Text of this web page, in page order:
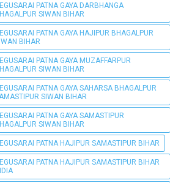
PATNA GAYA DARBHANGA
SIWAN BIHAR
PATNA GAYA HAJIPUR BHAGALPUR
BIHAR
PATNA GAYA MUZAFFARPUR
SIWAN BIHAR
PATNA GAYA SAHARSA BHAGALPUR
SIWAN BIHAR
PATNA GAYA SAMASTIPUR
SIWAN BIHAR
PATNA HAJIPUR SAMASTIPUR BIHAR
PATNA HAJIPUR SAMASTIPUR BIHAR